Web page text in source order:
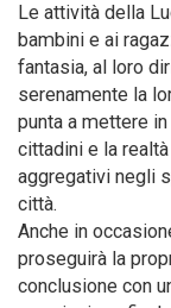
Le attività della
bambini e ai
fantasia, al loro
serenamente la
punta a mettere
cittadini e la
aggregativi negli
città.
Anche in
proseguirà la
conclusione con